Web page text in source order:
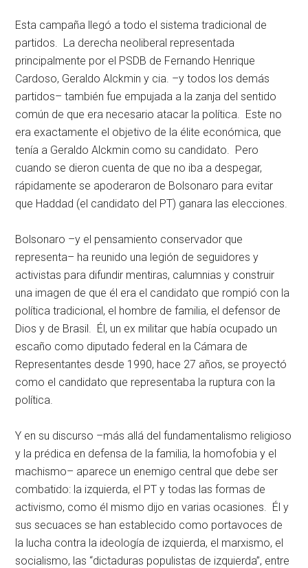
Esta campaña llegó a todo el sistema tradicional de
partidos. La derecha neoliberal representada
principalmente por el PSDB de Fernando Henrique
Cardoso, Geraldo Alckmin y cia. –y todos los demás
partidos– también fue empujada a la zanja del sentido
común de que era necesario atacar la política. Este no
era exactamente el objetivo de la élite económica, que
tenía a Geraldo Alckmin como su candidato. Pero
cuando se dieron cuenta de que no iba a despegar,
rápidamente se apoderaron de Bolsonaro para evitar
que Haddad (el candidato del PT) ganara las elecciones.
Bolsonaro –y el pensamiento conservador que
representa– ha reunido una legión de seguidores y
activistas para difundir mentiras, calumnias y construir
una imagen de que él era el candidato que rompió con la
política tradicional, el hombre de familia, el defensor de
Dios y de Brasil. Él, un ex militar que había ocupado un
escaño como diputado federal en la Cámara de
Representantes desde 1990, hace 27 años, se proyectó
como el candidato que representaba la ruptura con la
política.
Y en su discurso –más allá del fundamentalismo religioso
y la prédica en defensa de la familia, la homofobia y el
machismo– aparece un enemigo central que debe ser
combatido: la izquierda, el PT y todas las formas de
activismo, como él mismo dijo en varias ocasiones. Él y
sus secuaces se han establecido como portavoces de
la lucha contra la ideología de izquierda, el marxismo, el
socialismo, las “dictaduras populistas de izquierda”, entre